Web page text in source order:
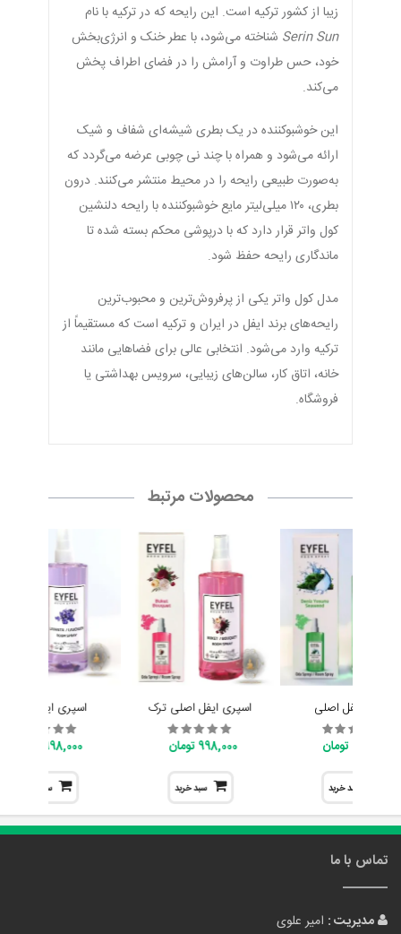
زیبا از کشور ترکیه است. این رایحه که در ترکیه با نام
Serin Sun شناخته می‌شود، با عطر خنک و انرژی‌بخش
خود، حس طراوت و آرامش را در فضای اطراف پخش
می‌کند.
این خوشبوکننده در یک بطری شیشه‌ای شفاف و شیک
ارائه می‌شود و همراه با چند نی چوبی عرضه می‌گردد که
به‌صورت طبیعی رایحه را در محیط منتشر می‌کنند. درون
بطری، ۱۲۰ میلی‌لیتر مایع خوشبوکننده با رایحه دلنشین
کول واتر قرار دارد که با درپوشی محکم بسته شده تا
ماندگاری رایحه حفظ شود.
مدل کول واتر یکی از پرفروش‌ترین و محبوب‌ترین
رایحه‌های برند ایفل در ایران و ترکیه است که مستقیماً از
ترکیه وارد می‌شود. انتخابی عالی برای فضاهایی مانند
خانه، اتاق کار، سالن‌های زیبایی، سرویس بهداشتی یا
فروشگاه.
محصولات مرتبط
اسپری ایفل اصلی
سبد خرید
اسپری ایفل اصلی ترک
998,000 تومان
سبد خرید
اسپری ایفل اصلی
998,000 تومان
سبد خرید
تماس با ما
مدیریت : امیر علوی